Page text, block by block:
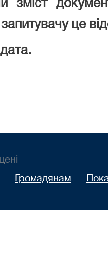
зміст
це
дата.
Громадянам